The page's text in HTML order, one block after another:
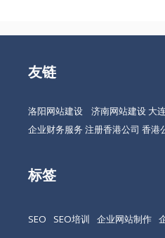
友链
洛阳网站建设 济南网站建设 大
企业财务服务 注册香港公司 香港
标签
SEO SEO培训 企业网站制作